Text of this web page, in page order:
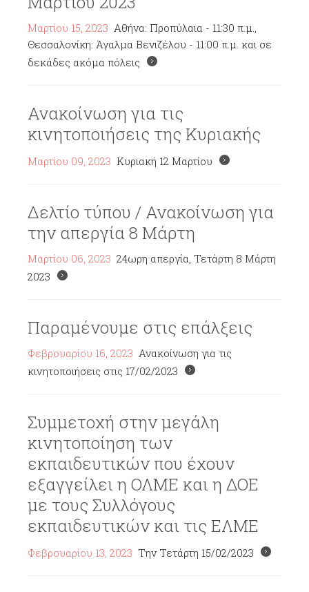
Μαρτίου 15, 2023 Αθήνα: Προπύλαια - 11:30 π.μ.,
Θεσσαλονίκη: Άγαλμα Βενιζέλου - 11:00 π.μ. και σε
δεκάδες ακόμα πόλεις
Ανακοίνωση για τις
κινητοποιήσεις της Κυριακής
Μαρτίου 09, 2023 Κυριακή 12 Μαρτίου
Δελτίο τύπου / Ανακοίνωση για
την απεργία 8 Μάρτη
Μαρτίου 06, 2023 24ωρη απεργία, Τετάρτη 8 Μάρτη
2023
Παραμένουμε στις επάλξεις
Φεβρουαρίου 16, 2023 Ανακοίνωση για τις
κινητοποιήσεις στις 17/02/2023
Συμμετοχή στην μεγάλη
κινητοποίηση των
εκπαιδευτικών που έχουν
εξαγγείλει η ΟΛΜΕ και η ΔΟΕ
με τους Συλλόγους
εκπαιδευτικών και τις ΕΛΜΕ
Φεβρουαρίου 13, 2023 Την Τετάρτη 15/02/2023